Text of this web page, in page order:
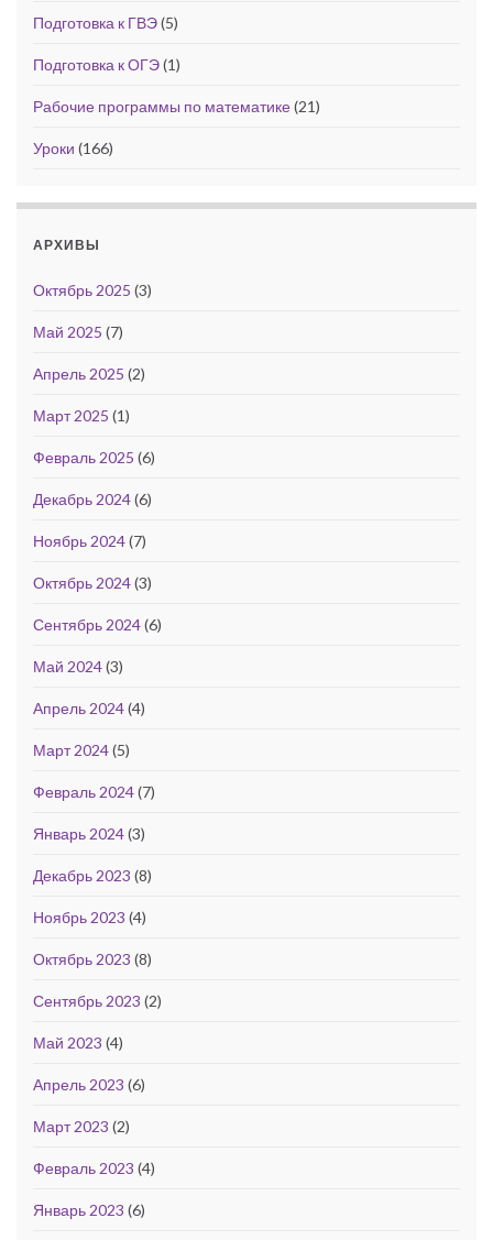
Подготовка к ГВЭ(5)
Подготовка к ОГЭ(1)
Рабочие программы по математике(21)
Уроки (166)
АРХИВЫ
Октябрь 2025 (3)
Май 2025 (7)
Апрель 2025 (2)
Март 2025 (1)
Февраль 2025 (6)
Декабрь 2024(6)
Ноябрь 2024(7)
Октябрь 2024(3)
Сентябрь 2024(6)
Май 2024(3)
Апрель 2024(4)
Март 2024(5)
Февраль 2024(7)
Январь 2024(3)
Декабрь 2023 (8)
Ноябрь 2023 (4)
Октябрь 2023 (8)
Сентябрь 2023 (2)
Май 2023 (4)
Апрель 2023 (6)
Март 2023 (2)
Февраль 2023 (4)
Январь 2023 (6)